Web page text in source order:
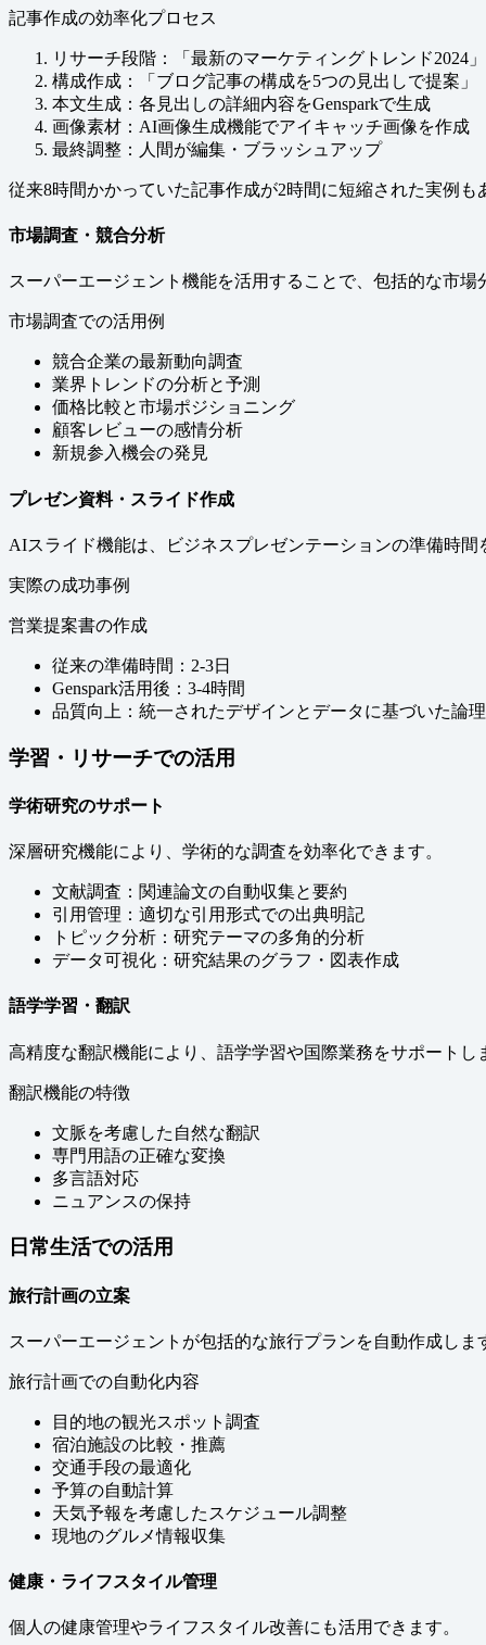
記事作成の効率化プロセス
リサーチ段階：「最新のマーケティングトレンド2024
構成作成：「ブログ記事の構成を5つの見出しで提案」
本文生成：各見出しの詳細内容をGensparkで生成
画像素材：AI画像生成機能でアイキャッチ画像を作成
最終調整：人間が編集・ブラッシュアップ
従来8時間かかっていた記事作成が2時間に短縮された実例も
市場調査・競合分析
スーパーエージェント機能を活用することで、包括的な市場
市場調査での活用例
競合企業の最新動向調査
業界トレンドの分析と予測
価格比較と市場ポジショニング
顧客レビューの感情分析
新規参入機会の発見
プレゼン資料・スライド作成
AIスライド機能は、ビジネスプレゼンテーションの準備時間
実際の成功事例
営業提案書の作成
従来の準備時間：2-3日
Genspark活用後：3-4時間
品質向上：統一されたデザインとデータに基づいた論
学習・リサーチでの活用
学術研究のサポート
深層研究機能により、学術的な調査を効率化できます。
文献調査：関連論文の自動収集と要約
引用管理：適切な引用形式での出典明記
トピック分析：研究テーマの多角的分析
データ可視化：研究結果のグラフ・図表作成
語学学習・翻訳
高精度な翻訳機能により、語学学習や国際業務をサポートし
翻訳機能の特徴
文脈を考慮した自然な翻訳
専門用語の正確な変換
多言語対応
ニュアンスの保持
日常生活での活用
旅行計画の立案
スーパーエージェントが包括的な旅行プランを自動作成しま
旅行計画での自動化内容
目的地の観光スポット調査
宿泊施設の比較・推薦
交通手段の最適化
予算の自動計算
天気予報を考慮したスケジュール調整
現地のグルメ情報収集
健康・ライフスタイル管理
個人の健康管理やライフスタイル改善にも活用できます。